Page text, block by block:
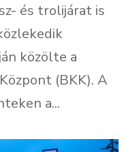
és trolijárat is
közölte a
(BKK). A
a...